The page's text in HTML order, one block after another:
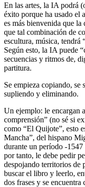
En las artes, la IA podrá
éxito porque ha usado el
es más bienvenida que
que tal combinación de
escultura, música, tendrá
Según esto, la IA puede
secuencias y ritmos de,
partitura.
Se empieza copiando, se
supliendo y eliminando.
Un ejemplo: le encargan
comprensión” (no sé si
como “El Quijote”, esto
Mancha”, del hispano
durante un período -
por tanto, le debe pedir
despojando territorios de
buscar el libro y leerlo,
dos frases y se